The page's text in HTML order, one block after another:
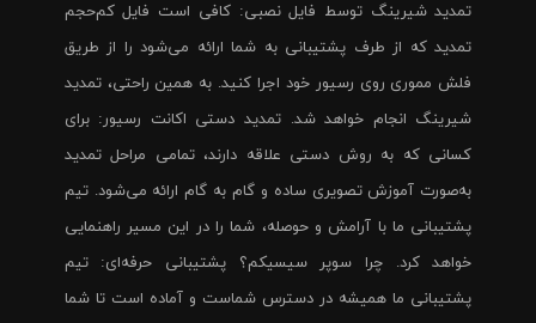
تمدید شیرینگ توسط فایل نصبی: کافی است فایل کم‌حجم
تمدید که از طرف پشتیبانی به شما ارائه می‌شود را از طریق
فلش مموری روی رسیور خود اجرا کنید. به همین راحتی، تمدید
شیرینگ انجام خواهد شد. تمدید دستی اکانت رسیور: برای
کسانی که به روش دستی علاقه دارند، تمامی مراحل تمدید
به‌صورت آموزش تصویری ساده و گام به گام ارائه می‌شود. تیم
پشتیبانی ما با آرامش و حوصله، شما را در این مسیر راهنمایی
خواهد کرد. چرا سوپر سیسیکم؟ پشتیبانی حرفه‌ای: تیم
پشتیبانی ما همیشه در دسترس شماست و آماده است تا شما